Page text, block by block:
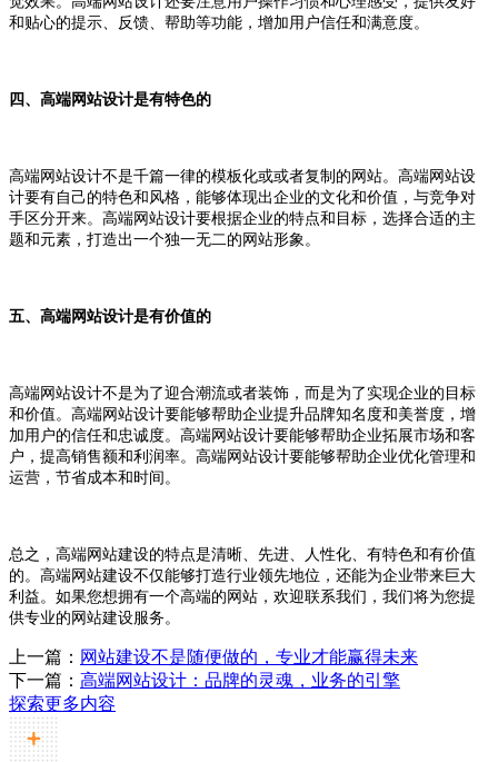
和贴心的提示、反馈、帮助等功能，增加用户信任和满意度。
四、高端网站设计是有特色的
高端网站设计不是千篇一律的模板化或或者复制的网站。高端网站设
计要有自己的特色和风格，能够体现出企业的文化和价值，与竞争对
手区分开来。高端网站设计要根据企业的特点和目标，选择合适的主
题和元素，打造出一个独一无二的网站形象。
五、高端网站设计是有价值的
高端网站设计不是为了迎合潮流或者装饰，而是为了实现企业的目标
和价值。高端网站设计要能够帮助企业提升品牌知名度和美誉度，增
加用户的信任和忠诚度。高端网站设计要能够帮助企业拓展市场和客
户，提高销售额和利润率。高端网站设计要能够帮助企业优化管理和
运营，节省成本和时间。
总之，高端网站建设的特点是清晰、先进、人性化、有特色和有价值
的。高端网站建设不仅能够打造行业领先地位，还能为企业带来巨大
利益。如果您想拥有一个高端的网站，欢迎联系我们，我们将为您提
供专业的网站建设服务。
上一篇： 网站建设不是随便做的，专业才能赢得未来
下一篇： 高端网站设计：品牌的灵魂，业务的引擎
探索更多内容